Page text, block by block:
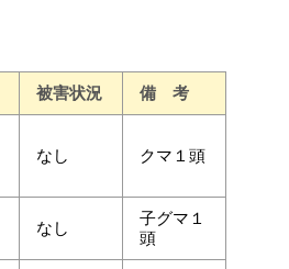
被害状況 備 考
なし クマ１頭
なし
子グマ１
頭